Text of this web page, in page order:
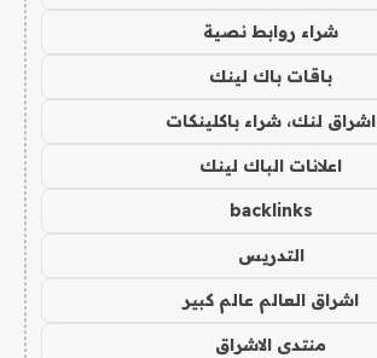
شراء روابط نصية
باقات باك لينك
اشراق لنك، شراء باكلينكات
اعلانات الباك لينك
backlinks
التدريس
اشراق العالم عالم كبير
منتدى الاشراق